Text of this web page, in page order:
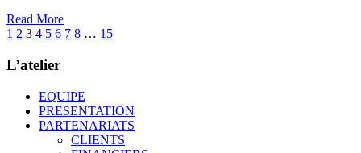
Read More
1 2 3 4 5 6 7 8 … 15
L’atelier
EQUIPE
PRESENTATION
PARTENARIATS
CLIENTS